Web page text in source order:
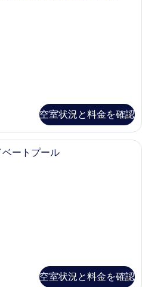
空室状況と料金を確認
ヴィラ 2 ベッドルーム プライベート
ートプール
空室状況と料金を確認